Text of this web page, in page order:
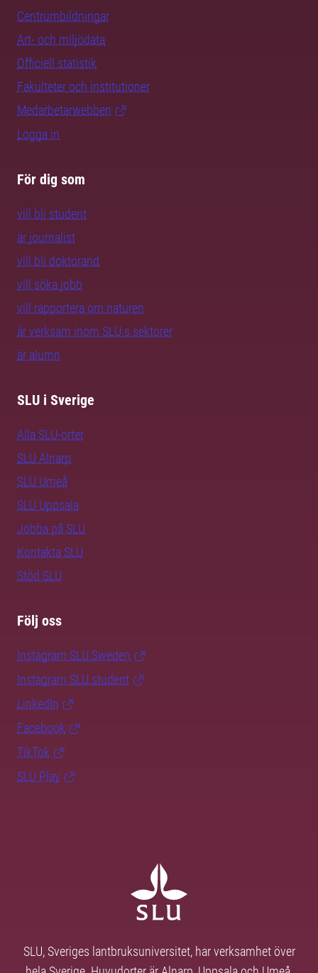
Centrumbildningar
Art- och miljödata
Officiell statistik
Fakulteter och institutioner
Medarbetarwebben
Logga in
För dig som
vill bli student
är journalist
vill bli doktorand
vill söka jobb
vill rapportera om naturen
är verksam inom SLU:s sektorer
är alumn
SLU i Sverige
Alla SLU-orter
SLU Alnarp
SLU Umeå
SLU Uppsala
Jobba på SLU
Kontakta SLU
Stöd SLU
Följ oss
Instagram SLU.Sweden
Instagram SLU.student
LinkedIn
Facebook
TikTok
SLU Play
SLU, Sveriges lantbruksuniversitet, har verksamhet över